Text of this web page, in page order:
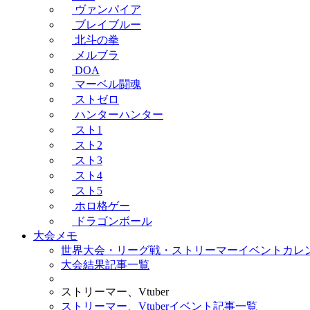
ヴァンパイア
ブレイブルー
北斗の拳
メルブラ
DOA
マーベル闘魂
ストゼロ
ハンターハンター
スト1
スト2
スト3
スト4
スト5
ホロ格ゲー
ドラゴンボール
大会メモ
世界大会・リーグ戦・ストリーマーイベントカレ
大会結果記事一覧
ストリーマー、Vtuber
ストリーマー、Vtuberイベント記事一覧